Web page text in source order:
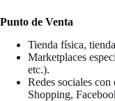
Punto de Venta
Tienda física,
Marketplaces
etc.).
Redes sociales
Shopping,